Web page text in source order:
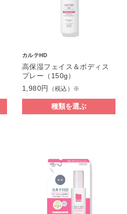
カルテHD
高保湿フェイス＆ボディス
プレー（150g）
1,980円
（税込）※
種類を選ぶ